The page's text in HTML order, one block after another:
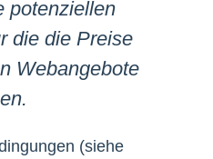
potenziellen
die die Preise
Webangebote
(siehe